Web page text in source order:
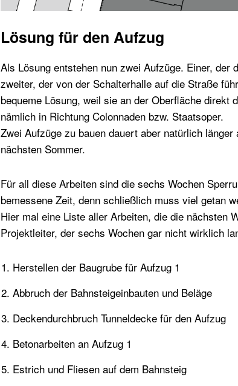
Lösung für den Aufzug
Als Lösung entstehen nun zwei Aufzüge. Einer,
zweiter, der von der Schalterhalle auf die Straße
bequeme Lösung, weil sie an der Oberfläche
nämlich in Richtung Colonnaden bzw. Staatsoper.
Zwei Aufzüge zu bauen dauert aber natürlich
nächsten Sommer.
Für all diese Arbeiten sind die sechs Wochen
bemessene Zeit, denn schließlich muss viel getan
Hier mal eine Liste aller Arbeiten, die die nächsten
Projektleiter, der sechs Wochen gar nicht wirklich
Herstellen der Baugrube für Aufzug 1
Abbruch der Bahnsteigeinbauten und Beläge
Deckendurchbruch Tunneldecke für den Aufzug
Betonarbeiten an Aufzug 1
Estrich und Fliesen auf dem Bahnsteig